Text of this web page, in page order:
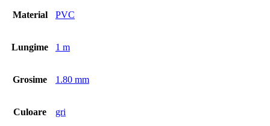
Material PVC
Lungime 1 m
Grosime 1.80 mm
Culoare gri